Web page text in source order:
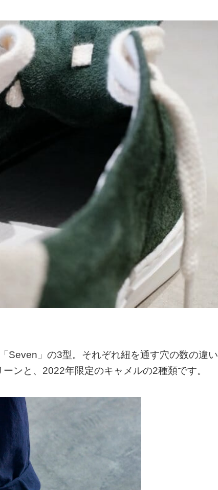
Seven」の3型。それぞれ紐を通す穴の数の違い
ンと、2022年限定のキャメルの2種類です。